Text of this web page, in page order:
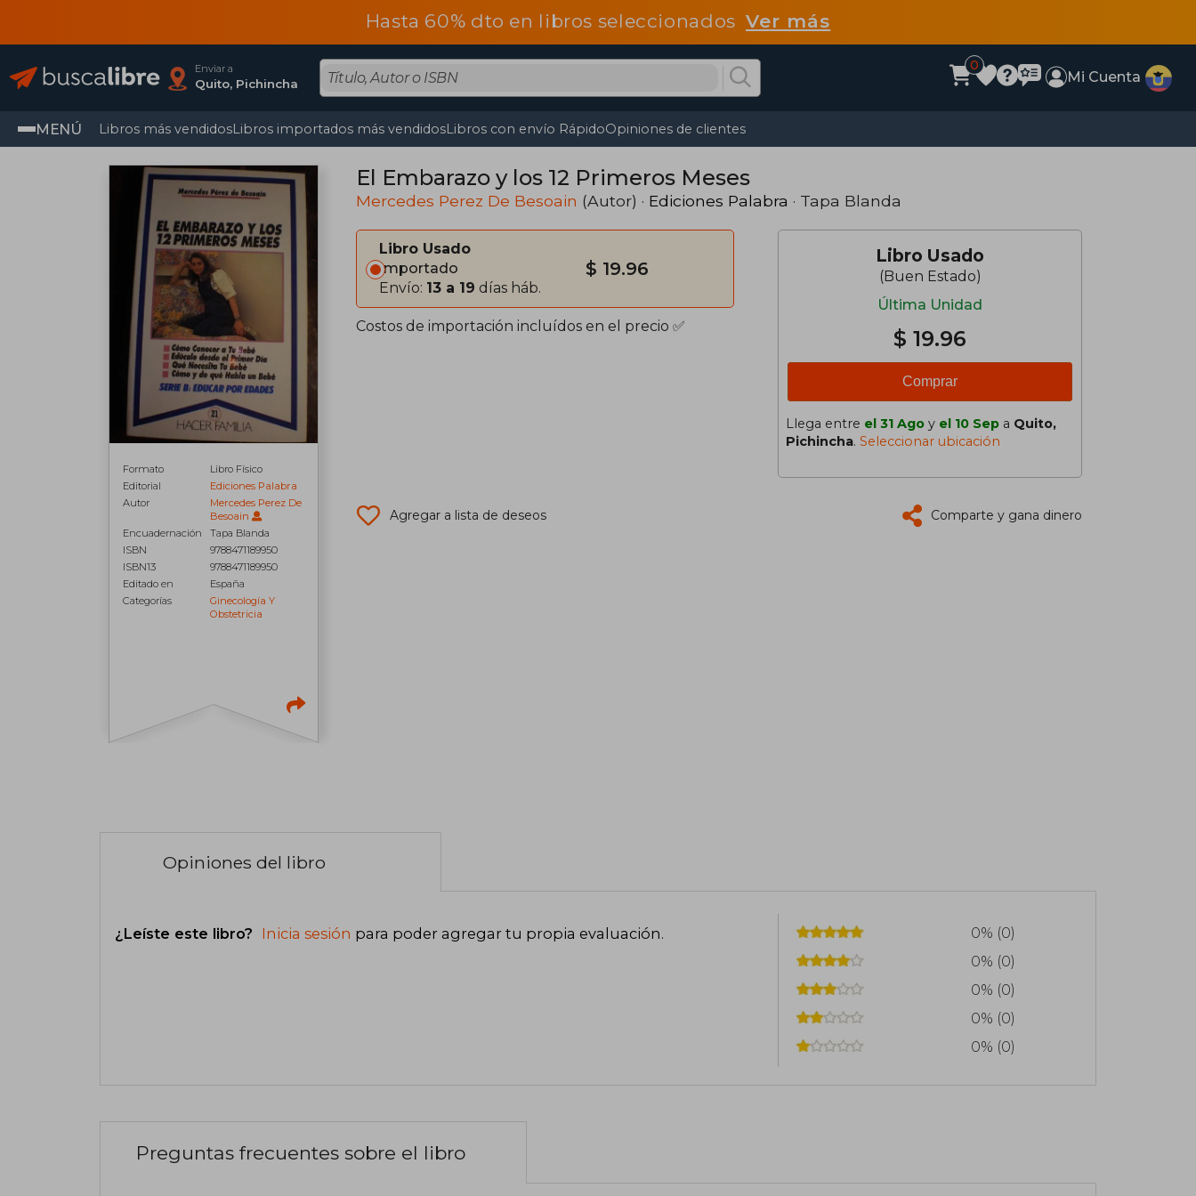
Hasta 60% dto en libros seleccionadosVer más
Enviar a
Quito, Pichincha
0
Mi Cuenta
MENÚ Libros más vendidosLibros importados más vendidosLibros con envío RápidoOpiniones de clientes
Formato
Libro Físico
Editorial
Ediciones Palabra
Autor
Mercedes Perez De
Besoain
Encuadernación
Tapa Blanda
ISBN
9788471189950
ISBN13
9788471189950
Editado en
España
Categorías
Ginecología Y
Obstetricia
El Embarazo y los 12 Primeros Meses
Mercedes Perez De Besoain (Autor) · Ediciones Palabra · Tapa Blanda
Libro Usado
Importado
Envío: 13 a 19 días háb.
$ 19.96
Costos de importación incluídos en el precio ✅
Libro Usado
(Buen Estado)
Última Unidad
$ 19.96
Comprar
Llega entre el 31 Ago y el 10 Sep a Quito,
Pichincha. Seleccionar ubicación
Agregar a lista de deseos Comparte y gana dinero
Opiniones del libro
¿Leíste este libro? Inicia sesión para poder agregar tu propia evaluación.
0% (0)
0% (0)
0% (0)
0% (0)
0% (0)
Preguntas frecuentes sobre el libro